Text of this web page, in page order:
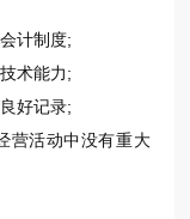
计制度;
术能力;
好记录;
营活动中没有重大